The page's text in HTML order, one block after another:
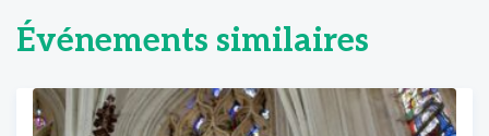
Événements similaires